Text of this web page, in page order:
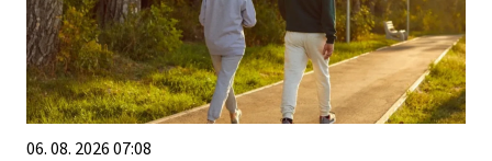
06. 08. 2026 07:08